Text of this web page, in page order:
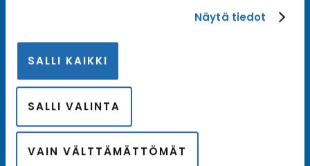
Näytä tiedot
SALLI KAIKKI
SALLI VALINTA
VAIN VÄLTTÄMÄTTÖMÄT
Meistä
Kotimainen asiantuntija
Hintatakuu
Finnair Plus